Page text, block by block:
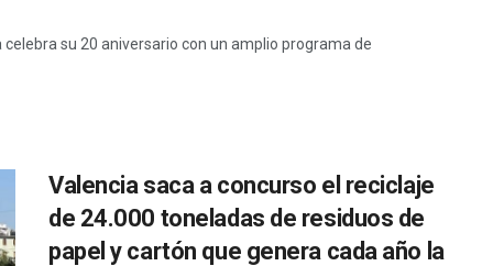
su 20 aniversario con un amplio programa de
Valencia saca a concurso el reciclaje
de 24.000 toneladas de residuos de
papel y cartón que genera cada año la